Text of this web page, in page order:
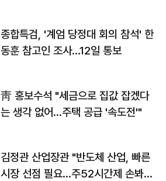
종합특검, '계엄 당정대 회의 참석' 한
동훈 참고인 조사...12일 통보
靑 홍보수석 "세금으로 집값 잡겠다
는 생각 없어…주택 공급 '속도전'"
김정관 산업장관 "반도체 산업, 빠른
시장 선점 필요…주52시간제 손봐